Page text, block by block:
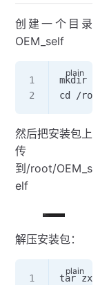
创建一个目录
OEM_self
mkdir /
cd /root/
然后把安装包上
传
到/root/OEM_s
elf
解压安装包：
tar zxvf